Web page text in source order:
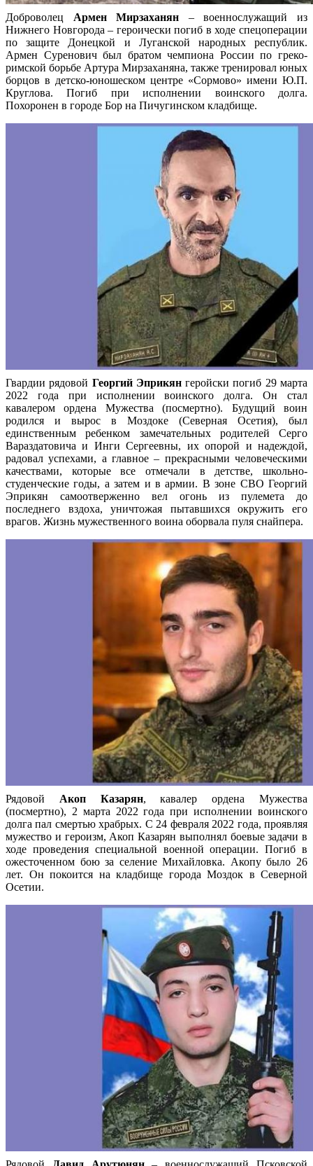
Доброволец Армен Мирзаханян – военнослужащий из
Нижнего Новгорода – героически погиб в ходе спецоперации
по защите Донецкой и Луганской народных республик.
Армен Суренович был братом чемпиона России по греко-
римской борьбе Артура Мирзаханяна, также тренировал юных
борцов в детско-юношеском центре «Сормово» имени Ю.П.
Круглова. Погиб при исполнении воинского долга.
Похоронен в городе Бор на Пичугинском кладбище.
Гвардии рядовой Георгий Эприкянгеройски погиб 29 марта
2022 года при исполнении воинского долга. Он стал
кавалером ордена Мужества (посмертно). Будущий воин
родился и вырос в Моздоке (Северная Осетия), был
единственным ребенком замечательных родителей Серго
Вараздатовича и Инги Сергеевны, их опорой и надеждой,
радовал успехами, а главное – прекрасными человеческими
качествами, которые все отмечали в детстве, школьно-
студенческие годы, а затем и в армии. В зоне СВО Георгий
Эприкян самоотверженно вел огонь из пулемета до
последнего вздоха, уничтожая пытавшихся окружить его
врагов. Жизнь мужественного воина оборвала пуля снайпера.
Рядовой Акоп Казарян, кавалер ордена Мужества
(посмертно), 2 марта 2022 года при исполнении воинского
долга пал смертью храбрых. С 24 февраля 2022 года, проявляя
мужество и героизм, Акоп Казарян выполнял боевые задачи в
ходе проведения специальной военной операции. Погиб в
ожесточенном бою за селение Михайловка. Акопу было 26
лет. Он покоится на кладбище города Моздок в Северной
Осетии.